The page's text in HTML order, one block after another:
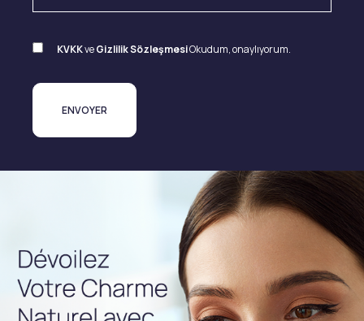
KVKKveGizlilik SözleşmesiOkudum, onaylıyorum.